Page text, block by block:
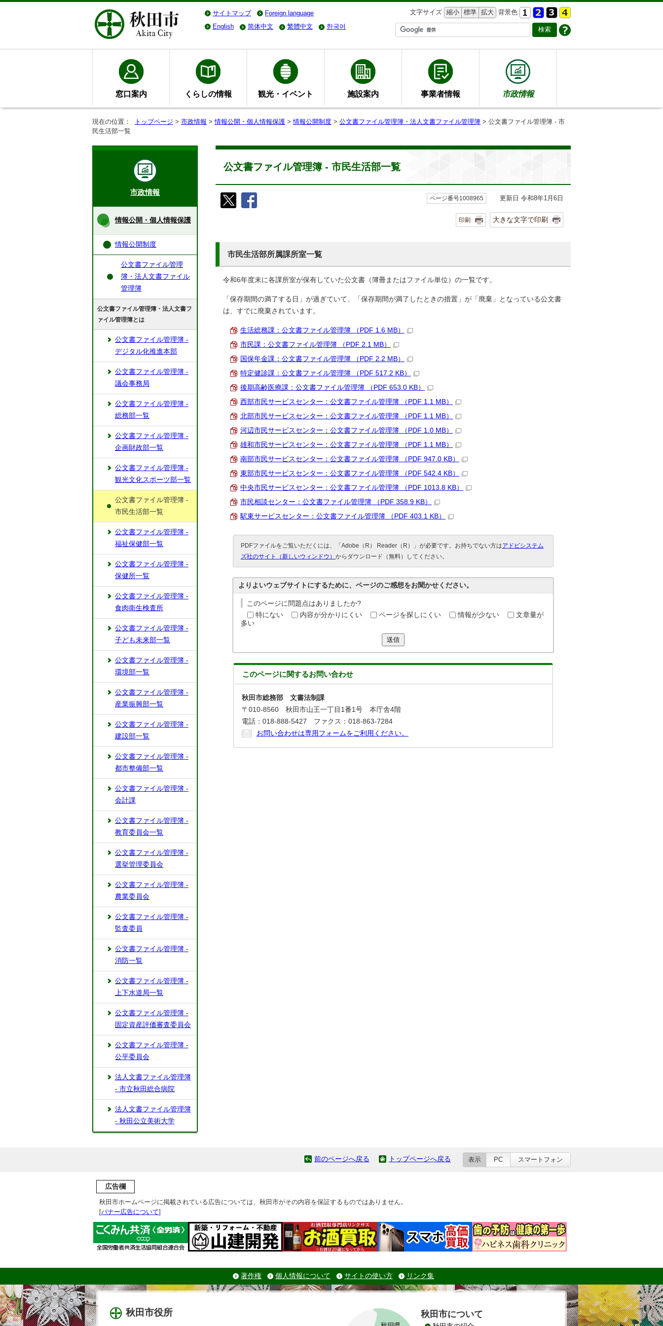
サイトマップ Foreign language 文字サイズ 縮小 標準 拡大 背景色
English
简体中文 繁體中文 한국어
窓口案内 くらしの情報 観光・イベント 施設案内 事業者情報 市政情報
現在の位置： トップページ > 市政情報 >情報公開・個人情報保護 >情報公開制度 > 公文書ファイル管理簿・法人文書ファイル管理簿 > 公文書ファイル管理簿 - 市
民生活部一覧
公文書ファイル管理簿 - 市民生活部一覧
ページ番号1008965 更新日 令和8年1月6日
印刷 大きな文字で印刷
市民生活部所属課所室一覧
令和6年度末に各課所室が保有していた公文書（簿冊またはファイル単位）の一覧です。
「保存期間の満了する日」が過ぎていて、「保存期間が満了したときの措置」が「廃棄」となっている公文書
は、すでに廃棄されています。
生活総務課：公文書ファイル管理簿 （PDF 1.6 MB）
市民課：公文書ファイル管理簿 （PDF 2.1 MB）
国保年金課：公文書ファイル管理簿 （PDF 2.2 MB）
特定健診課：公文書ファイル管理簿 （PDF 517.2 KB）
後期高齢医療課：公文書ファイル管理簿 （PDF 653.0 KB）
西部市民サービスセンター：公文書ファイル管理簿 （PDF 1.1 MB）
北部市民サービスセンター：公文書ファイル管理簿 （PDF 1.1 MB）
河辺市民サービスセンター：公文書ファイル管理簿 （PDF 1.0 MB）
雄和市民サービスセンター：公文書ファイル管理簿 （PDF 1.1 MB）
南部市民サービスセンター：公文書ファイル管理簿 （PDF 947.0 KB）
東部市民サービスセンター：公文書ファイル管理簿 （PDF 542.4 KB）
中央市民サービスセンター：公文書ファイル管理簿 （PDF 1013.8 KB）
市民相談センター：公文書ファイル管理簿 （PDF 358.9 KB）
駅東サービスセンター：公文書ファイル管理簿 （PDF 403.1 KB）
PDFファイルをご覧いただくには、「Adobe（R） Reader（R）」が必要です。お持ちでない方はアドビシステム
ズ社のサイト（新しいウィンドウ） からダウンロード（無料）してください。
よりよいウェブサイトにするために、ページのご感想をお聞かせください。
このページに問題点はありましたか?
特にない
内容が分かりにくい ページを探しにくい 情報が少ない
文章量が
多い
送信
このページに関するお問い合わせ
秋田市総務部 文書法制課
〒010-8560 秋田市山王一丁目1番1号 本庁舎4階
電話：018-888-5427 ファクス：018-863-7284
お問い合わせは専用フォームをご利用ください。
市政情報
情報公開・個人情報保護
情報公開制度
公文書ファイル管理
簿・法人文書ファイル
管理簿
公文書ファイル管理簿・法人文書フ
ァイル管理簿とは
公文書ファイル管理簿 ‐
デジタル化推進本部
公文書ファイル管理簿 -
議会事務局
公文書ファイル管理簿 -
総務部一覧
公文書ファイル管理簿 -
企画財政部一覧
公文書ファイル管理簿 -
観光文化スポーツ部一覧
公文書ファイル管理簿 -
市民生活部一覧
公文書ファイル管理簿 -
福祉保健部一覧
公文書ファイル管理簿 -
保健所一覧
公文書ファイル管理簿 -
食肉衛生検査所
公文書ファイル管理簿 -
子ども未来部一覧
公文書ファイル管理簿 -
環境部一覧
公文書ファイル管理簿 -
産業振興部一覧
公文書ファイル管理簿 -
建設部一覧
公文書ファイル管理簿 -
都市整備部一覧
公文書ファイル管理簿 -
会計課
公文書ファイル管理簿 -
教育委員会一覧
公文書ファイル管理簿 -
選挙管理委員会
公文書ファイル管理簿 -
農業委員会
公文書ファイル管理簿 -
監査委員
公文書ファイル管理簿 -
消防一覧
公文書ファイル管理簿 -
上下水道局一覧
公文書ファイル管理簿 -
固定資産評価審査委員会
公文書ファイル管理簿 -
公平委員会
法人文書ファイル管理簿
- 市立秋田総合病院
法人文書ファイル管理簿
- 秋田公立美術大学
前のページへ戻る トップページへ戻る 表示 PC スマートフォン
広告欄
秋田市ホームページに掲載されている広告については、秋田市がその内容を保証するものではありません。
[バナー広告について]
著作権 個人情報について サイトの使い方 リンク集
秋田市役所 秋田市について